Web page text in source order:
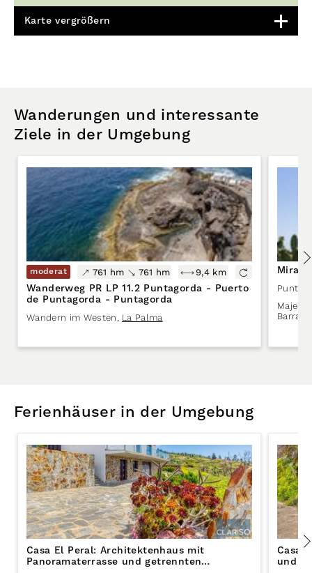
Karte vergrößern
Wanderungen und interessante
Ziele in der Umgebung
moderat 761 hm 761 hm 9,4 km
Wanderweg PR LP 11.2 Puntagorda - Puerto
de Puntagorda - Puntagorda
Wandern im Westen , La Palma
Ferienhäuser in der Umgebung
Casa El Peral: Architektenhaus mit
Panoramaterrasse und getrennten
Casa
und